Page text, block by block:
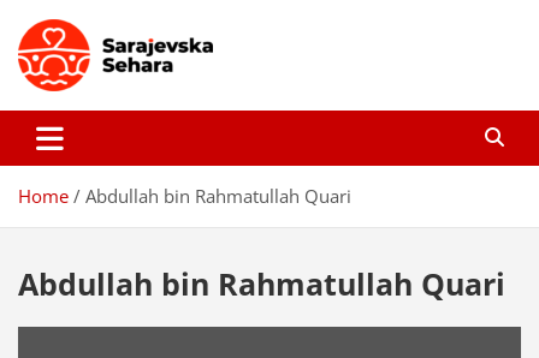
content
Sarajevska sehara
Home Abdullah bin Rahmatullah Quari
Abdullah bin Rahmatullah Quari